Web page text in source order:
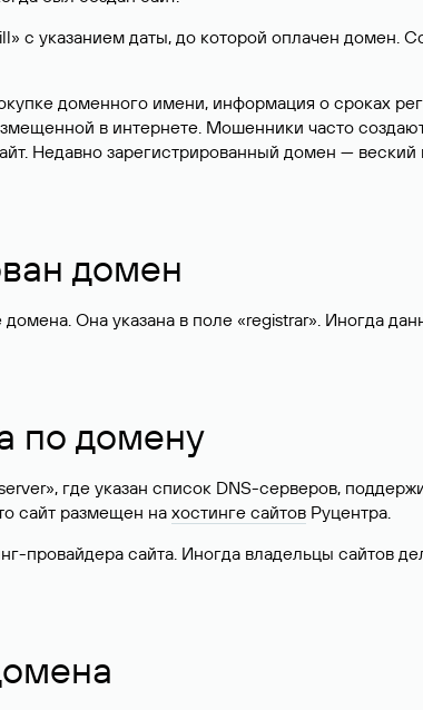
указанием даты, до которой оплачен домен.
доменного имени, информация о сроках
в интернете. Мошенники часто
Недавно зарегистрированный домен —
домен
Она указана в поле «registrar». Иногда
по домену
где указан список DNS-серверов,
сайт размещен на хостинге сайтов Руцентра.
провайдера сайта. Иногда владельцы сайтов